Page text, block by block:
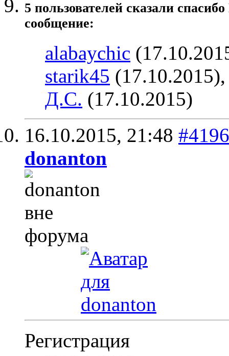
5 пользователей сказали
сообщение:
alabaychic
starik45
Д.С. (17.10.2015)
16.10.2015, 21:48 #4196
donanton
Регистрация